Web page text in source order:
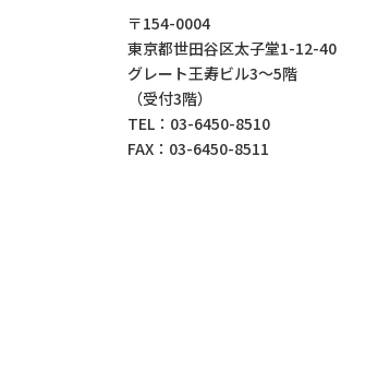
〒154-0004
東京都世⽥⾕区太⼦堂1-12-40
グレート王寿ビル3～5階
（受付3階）
TEL：03-6450-8510
FAX：03-6450-8511